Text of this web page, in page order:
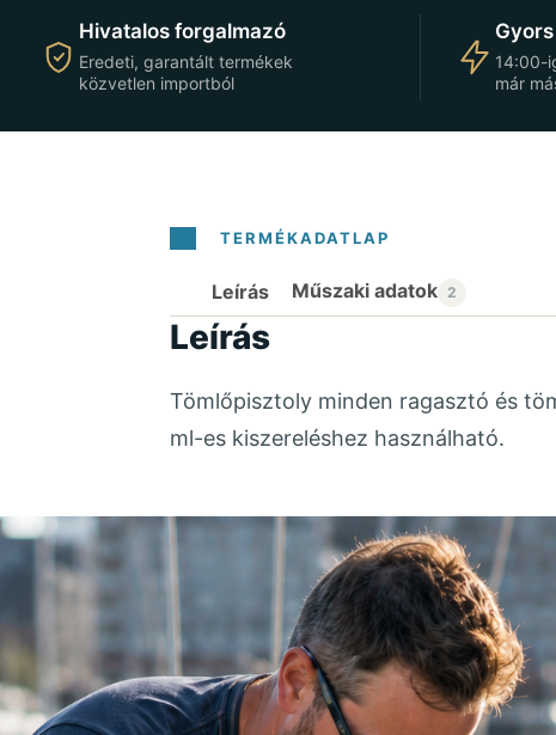
Hivatalos forgalmazó
Eredeti, garantált termékek
közvetlen importból
14:00-
már
Leírás
Leírás
Tömlőpisztoly minden ragasztó és
ml-es kiszereléshez használható.